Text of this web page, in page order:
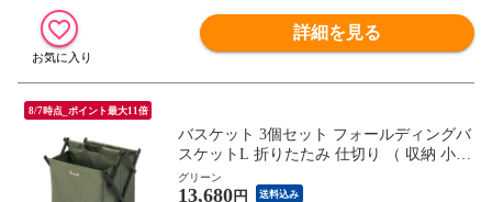
詳細を見る
8/7時点_ポイント最大11倍
バスケット 3個セット フォールディングバ
スケットL 折りたたみ 仕切り （ 収納 小物
収納 大容量 ランドリーバスケット 深型 コ
ンパクト アウトドア 軽量 収納ケース 収納
グリーン
13,680円 送料込み